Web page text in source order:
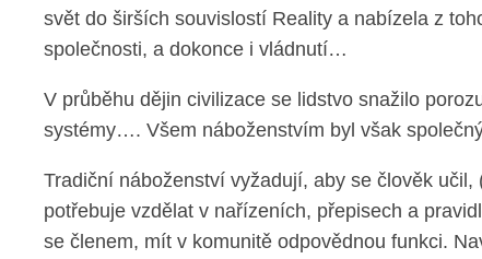
svět do širších souvislostí Reality a nabízela z
společnosti, a dokonce i vládnutí…
V průběhu dějin civilizace se lidstvo snažilo
systémy…. Všem náboženstvím byl však
Tradiční náboženství vyžadují, aby se člověk
potřebuje vzdělat v nařízeních, přepisech a
se členem, mít v komunitě odpovědnou funkci.